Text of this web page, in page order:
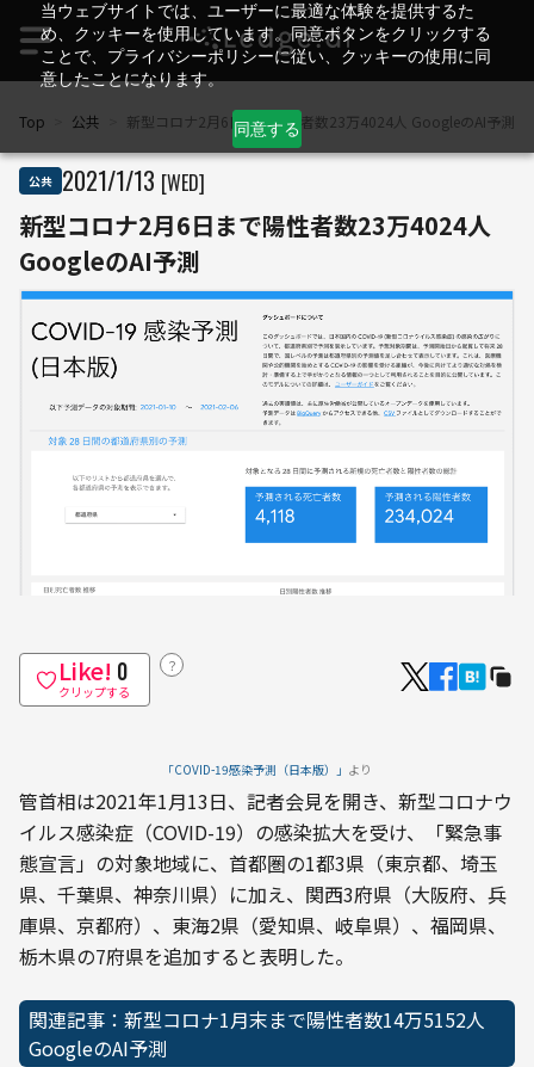
当ウェブサイトでは、ユーザーに最適な体験を提供するた
め、クッキーを使用しています。同意ボタンをクリックする
ことで、プライバシーポリシーに従い、クッキーの使用に同
意したことになります。
同意する
Top 公共 新型コロナ2月6日まで陽性者数23万4024人 GoogleのAI予測
公共 2021/1/13 [WED]
新型コロナ2月6日まで陽性者数23万4024人
GoogleのAI予測
Like! 0
クリップする
？
「COVID-19感染予測（日本版）」 より
管首相は2021年1月13日、記者会見を開き、新型コロナウ
イルス感染症（COVID-19）の感染拡大を受け、「緊急事
態宣言」の対象地域に、首都圏の1都3県（東京都、埼玉
県、千葉県、神奈川県）に加え、関西3府県（大阪府、兵
庫県、京都府）、東海2県（愛知県、岐阜県）、福岡県、
栃木県の7府県を追加すると表明した。
関連記事：新型コロナ1月末まで陽性者数14万5152人
GoogleのAI予測